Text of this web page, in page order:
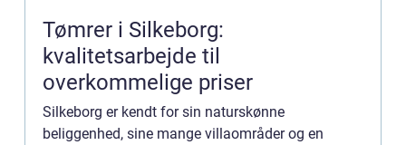
Tømrer i Silkeborg:
kvalitetsarbejde til
overkommelige priser
Silkeborg er kendt for sin naturskønne
beliggenhed, sine mange villaområder og en